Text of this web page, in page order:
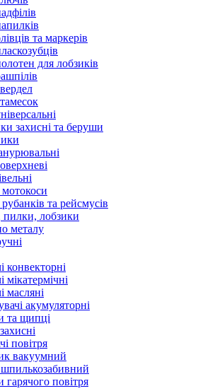
та маркерів
для лобзиків
захисні та беруши
та рейсмусів
лобзики
металу
конвекторні
мікатермічні
масляні
акумуляторні
та щипці
повітря
вакуумний
шпилькозабивний
гарячого повітря